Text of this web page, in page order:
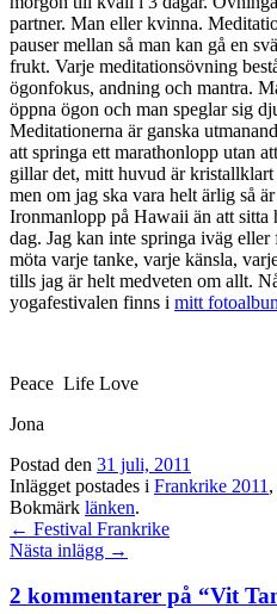
partner. Man eller kvinna.
pauser mellan så man kan gå en
frukt. Varje meditationsövning
ögonfokus, andning och mantra.
öppna ögon och man speglar sig
Meditationerna är ganska
att springa ett marathonlopp utan
gillar det, mitt huvud är
men om jag ska vara helt ärlig så
Ironmanlopp på Hawaii än att sitta
dag. Jag kan inte springa iväg
möta varje tanke, varje känsla,
tills jag är helt medveten om allt.
yogafestivalen finns i mitt
Peace Life Love
Jona
Postad den 31 juli, 2011
Inlägget postades i Frankrike 2011 ,
Bokmärk länken.
Inläggsnavigation
← Festival Frankrike
Nästa inlägg →
2 kommentarer på “Vit